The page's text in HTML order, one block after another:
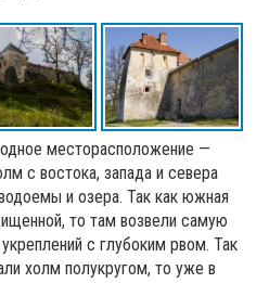
месторасположение —
с востока, запада и севера
и озера. Так как южная
то там возвели самую
с глубоким рвом. Так
холм полукругом, то уже в